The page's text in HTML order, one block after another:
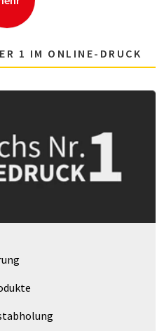
1 IM ONLINE-DRUCK